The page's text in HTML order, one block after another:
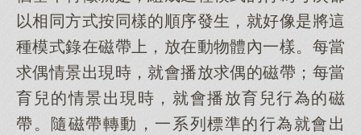
以相同方式按同樣的順序發生，就好像是將這
種模式錄在磁帶上，放在動物體內一樣。每當
求偶情景出現時，就會播放求偶的磁帶；每當
育兒的情景出現時，就會播放育兒行為的磁
帶。隨磁帶轉動，一系列標準的行為就會出